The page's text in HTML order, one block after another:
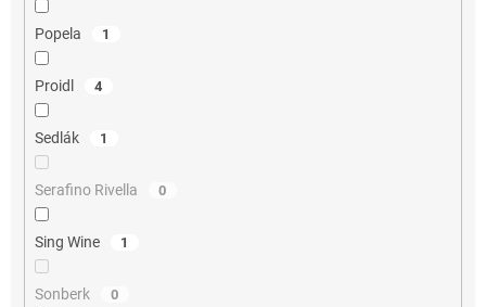
Popela 1
Proidl 4
Sedlák 1
Serafino Rivella 0
Sing Wine 1
Sonberk 0